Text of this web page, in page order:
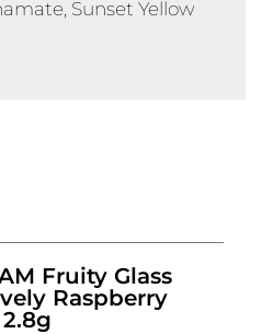
Sunset Yellow
Fruity Glass
Raspberry
2.8g